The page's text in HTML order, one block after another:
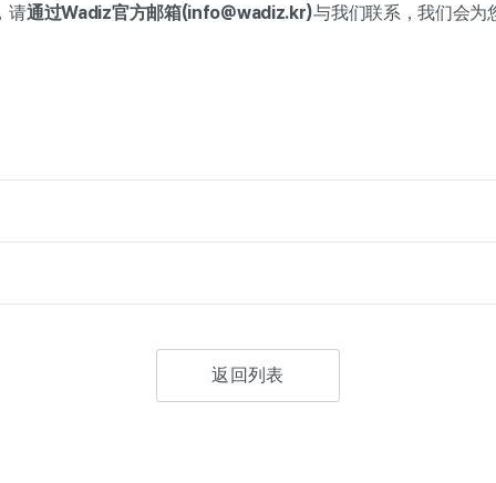
请通过Wadiz官方邮箱(info@wadiz.kr)与我们联系，我们会为
返回列表